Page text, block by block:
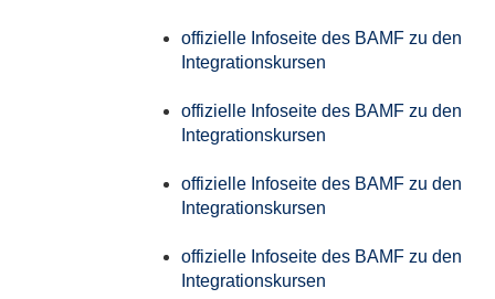
offizielle Infoseite des BAMF zu den
Integrationskursen
offizielle Infoseite des BAMF zu den
Integrationskursen
offizielle Infoseite des BAMF zu den
Integrationskursen
offizielle Infoseite des BAMF zu den
Integrationskursen